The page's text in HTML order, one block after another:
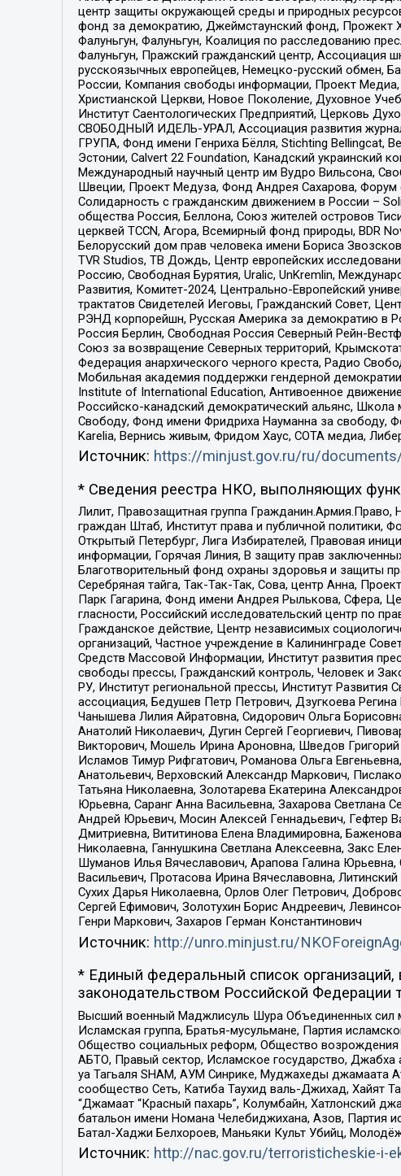
центр защиты окружающей среды и природных
фонд за демократию, Джеймстаунский фонд, Прожект
Фалуньгун, Фалуньгун, Коалиция по расследованию
Фалуньгун, Пражский гражданский центр, Ассоциация
русскоязычных европейцев, Немецко-русский обмен,
России, Компания свободы информации, Проект Медиа,
Христианской Церкви, Новое Поколение, Духовное
Институт Саентологических Предприятий, Церковь
СВОБОДНЫЙ ИДЕЛЬ-УРАЛ, Ассоциация развития
ГРУПА, Фонд имени Генриха Бёлля, Stichting Bellingcat,
Эстонии, Calvert 22 Foundation, Канадский украинский
Международный научный центр им Вудро Вильсона,
Швеции, Проект Медуза, Фонд Андрея Сахарова,
Солидарность с гражданским движением в России –
общества Россия, Беллона, Союз жителей островов
церквей TCCN, Агора, Всемирный фонд природы, BDR
Белорусский дом прав человека имени Бориса
TVR Studios, ТВ Дождь, Центр европейских
Россию, Свободная Бурятия, Uralic, UnKremlin,
Развития, Комитет-2024, Центрально-Европейский
трактатов Свидетелей Иеговы, Гражданский Совет,
РЭНД корпорейшн, Русская Америка за демократию в
Россия Берлин, Свободная Россия Северный Рейн-
Союз за возвращение Северных территорий,
Федерация анархического черного креста, Радио
Мобильная академия поддержки гендерной
Institute of International Education, Антивоенное
Российско-канадский демократический альянс,
Свободу, Фонд имени Фридриха Науманна за свободу,
Karelia, Вернись живым, Фридом Хаус, СОТА медиа,
Источник: https://minjust.gov.ru/ru/
* Сведения реестра НКО, выполняющих
Лилит, Правозащитная группа
граждан Штаб, Институт права и публичной
Открытый Петербург, Лига Избирателей, Правовая
информации, Горячая Линия, В защиту прав
Благотворительный фонд охраны здоровья и защиты
Серебряная тайга, Так-Так-Так, Сова, центр Анна,
Парк Гагарина, Фонд имени Андрея Рылькова, Сфера,
гласности, Российский исследовательский центр по
Гражданское действие, Центр независимых
организаций, Частное учреждение в Калининграде
Средств Массовой Информации, Институт развития
свободы прессы, Гражданский контроль, Человек и
РУ, Институт региональной прессы, Институт
ассоциация, Бедушев Петр Петрович, Дзугкоева
Чанышева Лилия Айратовна, Сидорович Ольга
Анатолий Николаевич, Дугин Сергей Георгиевич,
Викторович, Мошель Ирина Ароновна, Шведов
Исламов Тимур Рифгатович, Романова Ольга
Анатольевич, Верховский Александр Маркович,
Татьяна Николаевна, Золотарева Екатерина
Юрьевна, Саранг Анна Васильевна, Захарова Светлана
Андрей Юрьевич, Мосин Алексей Геннадьевич, Гефтер
Дмитриевна, Вититинова Елена Владимировна,
Николаевна, Ганнушкина Светлана Алексеевна, Закс
Шуманов Илья Вячеславович, Арапова Галина
Васильевич, Протасова Ирина Вячеславовна,
Сухих Дарья Николаевна, Орлов Олег Петрович,
Сергей Ефимович, Золотухин Борис Андреевич,
Генри Маркович, Захаров Герман Константинович
Источник: http://unro.minjust.ru/
* Единый федеральный список организаций,
законодательством Российской Федерации
Высший военный Маджлисуль Шура Объединенных сил
Исламская группа, Братья-мусульмане, Партия
Общество социальных реформ, Общество
АБТО, Правый сектор, Исламское государство,
уа Тагьаля SHAM, АУМ Синрике, Муджахеды джамаата
сообщество Сеть, Катиба Таухид валь-Джихад, Хайят
“Джамаат “Красный пахарь”, Колумбайн, Хатлонский
батальон имени Номана Челебиджихана, Азов, Партия
Батал-Хаджи Белхороев, Маньяки Культ Убийц,
Источник: http://nac.gov.ru/terroristicheskie-i-